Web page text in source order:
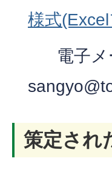
様式
電子メ
策定され